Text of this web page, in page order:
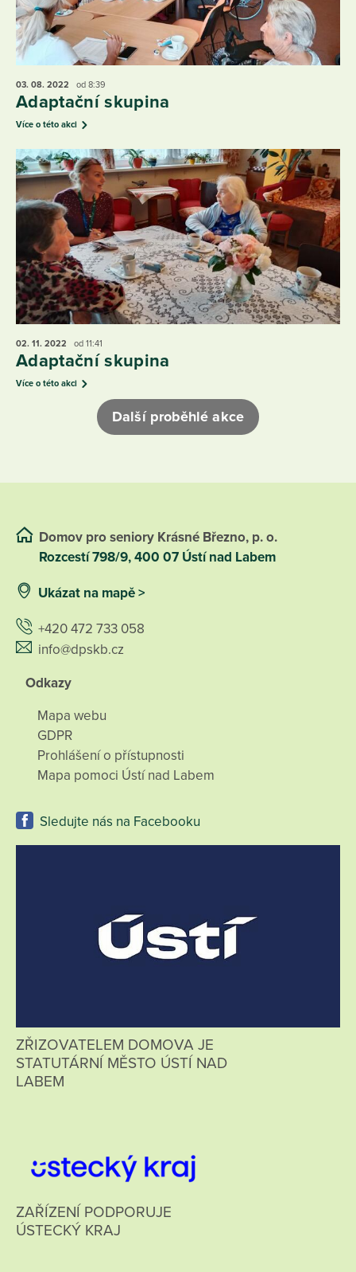
03. 08. 2022 od 8:39
Adaptační skupina
Více o této akci
02. 11. 2022 od 11:41
Adaptační skupina
Více o této akci
Další proběhlé akce
Domov pro seniory Krásné Březno, p. o.
Rozcestí 798/9, 400 07 Ústí nad Labem
Ukázat na mapě >
+420 472 733 058
info@dpskb.cz
Odkazy
Mapa webu
GDPR
Prohlášení o přístupnosti
Mapa pomoci Ústí nad Labem
Sledujte nás na Facebooku
ZŘIZOVATELEM DOMOVA JE
STATUTÁRNÍ MĚSTO ÚSTÍ NAD
LABEM
ZAŘÍZENÍ PODPORUJE
ÚSTECKÝ KRAJ